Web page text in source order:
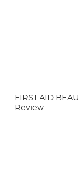
FIRST AID
Review